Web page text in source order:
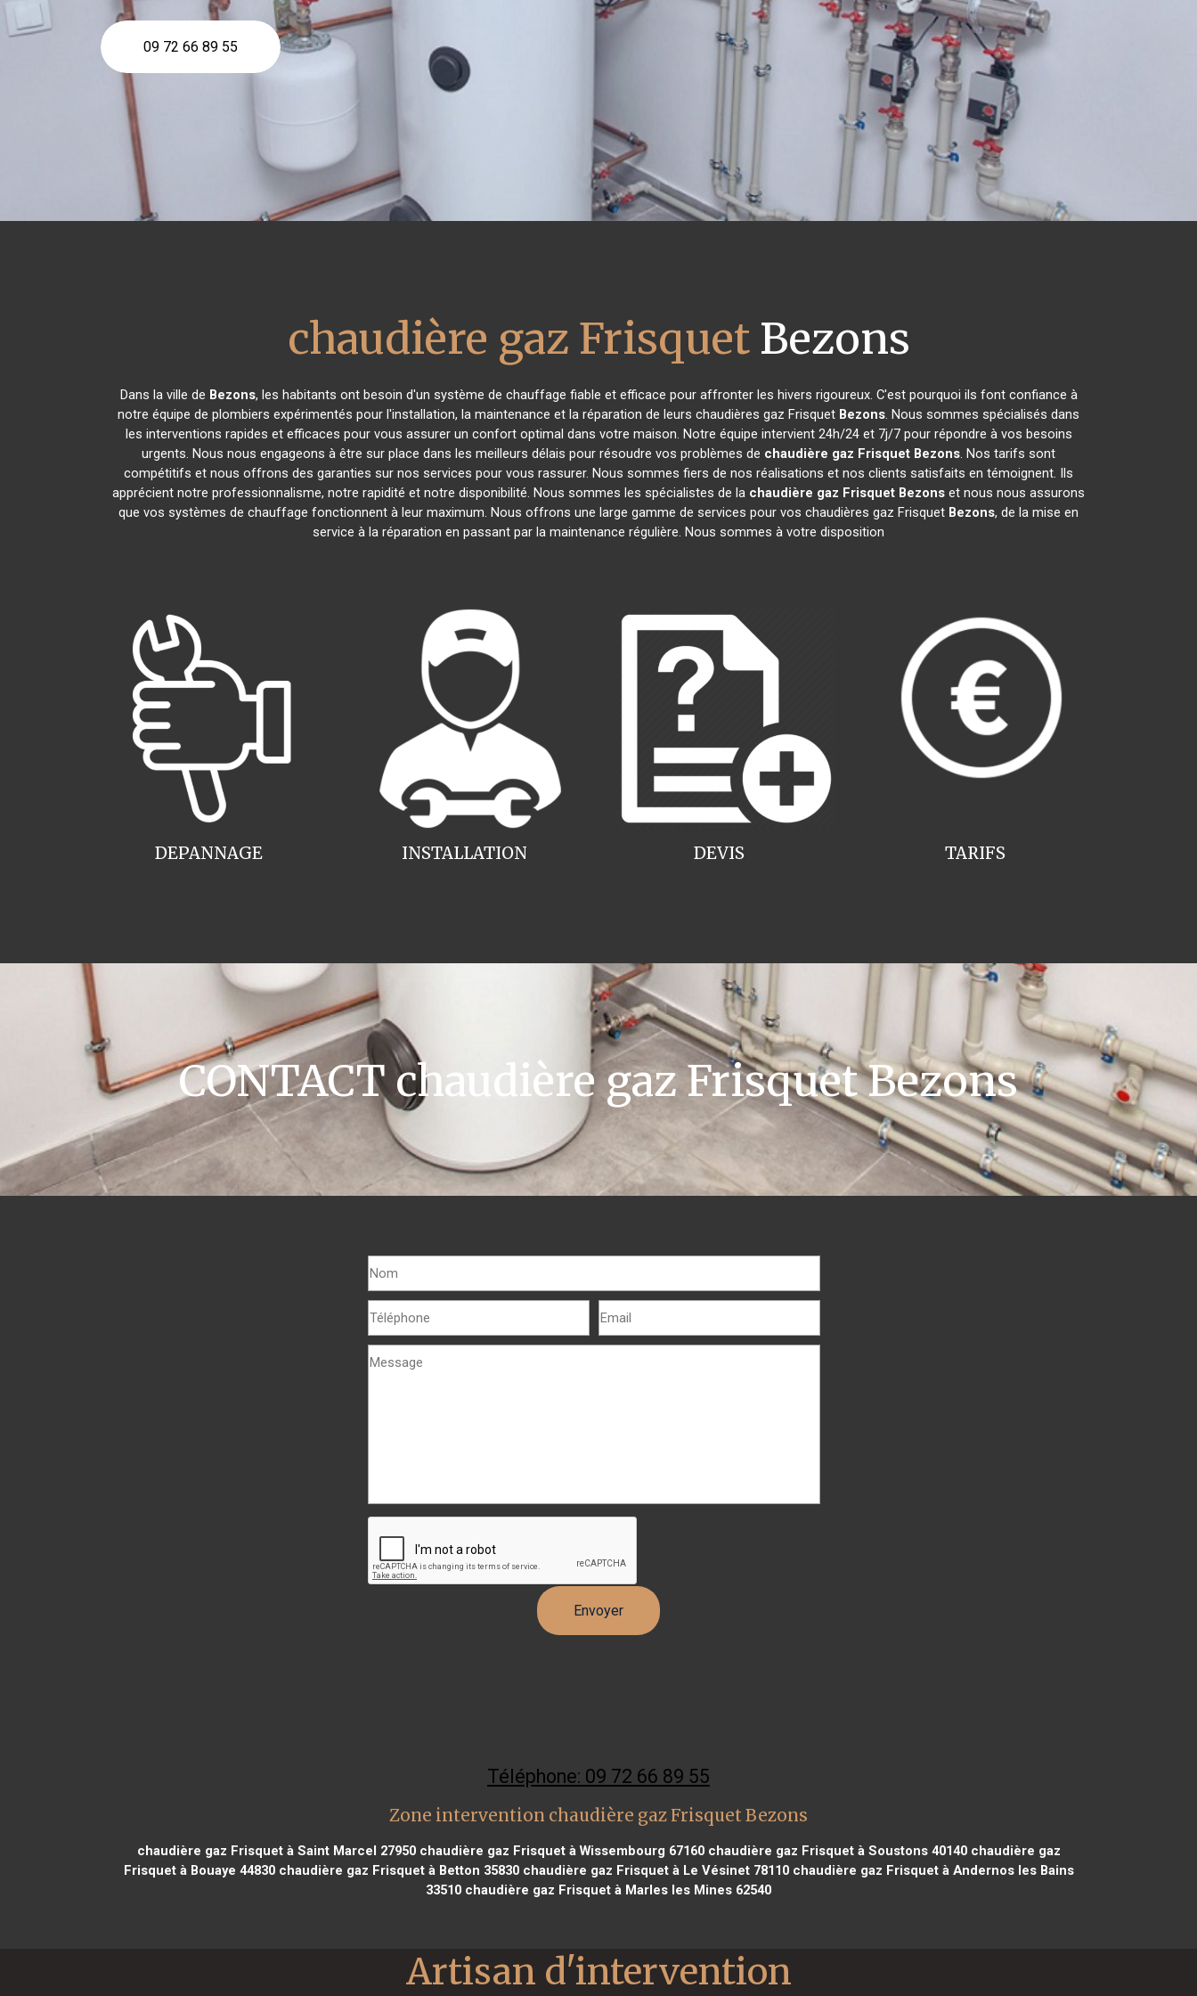
09 72 66 89 55
chaudière gaz FrisquetBezons
Dans la ville de Bezons, les habitants ont besoin d'un système de chauffage fiable et efficace pour affronter les hivers rigoureux. C'est pourquoi ils font confiance à
notre équipe de plombiers expérimentés pour l'installation, la maintenance et la réparation de leurs chaudières gaz Frisquet Bezons. Nous sommes spécialisés dans
les interventions rapides et efficaces pour vous assurer un confort optimal dans votre maison. Notre équipe intervient 24h/24 et 7j/7 pour répondre à vos besoins
urgents. Nous nous engageons à être sur place dans les meilleurs délais pour résoudre vos problèmes de chaudière gaz Frisquet Bezons. Nos tarifs sont
compétitifs et nous offrons des garanties sur nos services pour vous rassurer. Nous sommes fiers de nos réalisations et nos clients satisfaits en témoignent. Ils
apprécient notre professionnalisme, notre rapidité et notre disponibilité. Nous sommes les spécialistes de la chaudière gaz Frisquet Bezons et nous nous assurons
que vos systèmes de chauffage fonctionnent à leur maximum. Nous offrons une large gamme de services pour vos chaudières gaz Frisquet Bezons, de la mise en
service à la réparation en passant par la maintenance régulière. Nous sommes à votre disposition
INSTALLATION
DEPANNAGE TARIFS
DEVIS
CONTACT chaudière gaz Frisquet Bezons
Téléphone: 09 72 66 89 55
Zone intervention chaudière gaz Frisquet Bezons
chaudière gaz Frisquet à Saint Marcel 27950chaudière gaz Frisquet à Wissembourg 67160chaudière gaz Frisquet à Soustons 40140chaudière gaz
Frisquet à Bouaye 44830chaudière gaz Frisquet à Betton 35830chaudière gaz Frisquet à Le Vésinet 78110chaudière gaz Frisquet à Andernos les Bains
33510 chaudière gaz Frisquet à Marles les Mines 62540
Artisan d'intervention